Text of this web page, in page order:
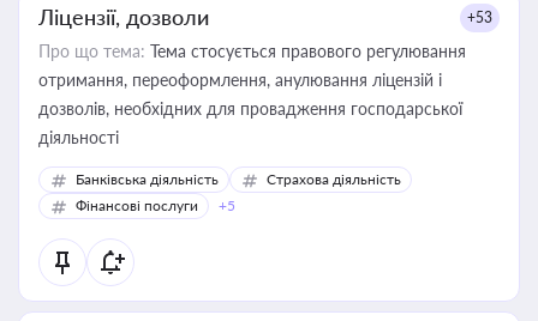
Ліцензії, дозволи +53
Про що тема: Тема стосується правового регулювання
отримання, переоформлення, анулювання ліцензій і
дозволів, необхідних для провадження господарської
діяльності
Банківська діяльність
Страхова діяльність
Фінансові послуги
+5